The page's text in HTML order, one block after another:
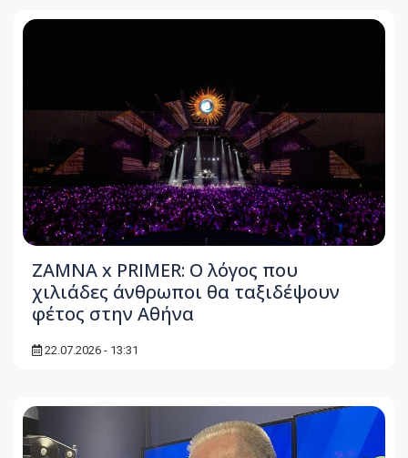
ZAMNA x PRIMER: Ο λόγος που
χιλιάδες άνθρωποι θα ταξιδέψουν
φέτος στην Αθήνα
22.07.2026 - 13:31